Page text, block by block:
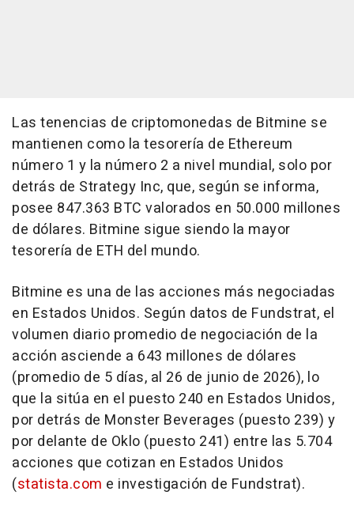
Las tenencias de criptomonedas de Bitmine se
mantienen como la tesorería de Ethereum
número 1 y la número 2 a nivel mundial, solo por
detrás de Strategy Inc, que, según se informa,
posee 847.363 BTC valorados en 50.000 millones
de dólares. Bitmine sigue siendo la mayor
tesorería de ETH del mundo.
Bitmine es una de las acciones más negociadas
en Estados Unidos. Según datos de Fundstrat, el
volumen diario promedio de negociación de la
acción asciende a 643 millones de dólares
(promedio de 5 días, al 26 de junio de 2026), lo
que la sitúa en el puesto 240 en Estados Unidos,
por detrás de Monster Beverages (puesto 239) y
por delante de Oklo (puesto 241) entre las 5.704
acciones que cotizan en Estados Unidos
(statista.com e investigación de Fundstrat).